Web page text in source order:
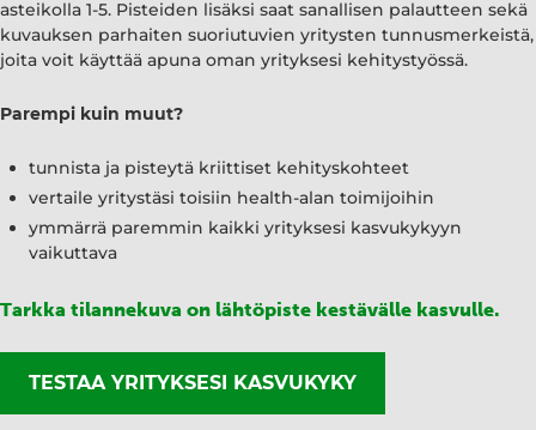
asteikolla 1-5. Pisteiden lisäksi saat sanallisen palautteen sekä
kuvauksen parhaiten suoriutuvien yritysten tunnusmerkeistä,
joita voit käyttää apuna oman yrityksesi kehitystyössä.
Parempi kuin muut?
tunnista ja pisteytä kriittiset kehityskohteet
vertaile yritystäsi toisiin health-alan toimijoihin
ymmärrä paremmin kaikki yrityksesi kasvukykyyn
vaikuttava
Tarkka tilannekuva on lähtöpiste kestävälle kasvulle.
TESTAA YRITYKSESI KASVUKYKY